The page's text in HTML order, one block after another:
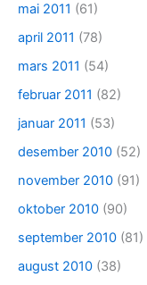
mai 2011 (61)
april 2011 (78)
mars 2011 (54)
februar 2011 (82)
januar 2011 (53)
desember 2010 (52)
november 2010 (91)
oktober 2010 (90)
september 2010 (81)
august 2010 (38)